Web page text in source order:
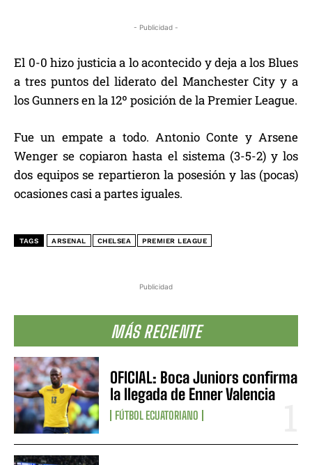
Publicidad
MÁS RECIENTE
OFICIAL: Boca Juniors confirma
la llegada de Enner Valencia
FÚTBOL ECUATORIANO
- Publicidad -
El 0-0 hizo justicia a lo acontecido y deja a los Blues
a tres puntos del liderato del Manchester City y a
los Gunners en la 12º posición de la Premier League.
Fue un empate a todo. Antonio Conte y Arsene
Wenger se copiaron hasta el sistema (3-5-2) y los
dos equipos se repartieron la posesión y las (pocas)
ocasiones casi a partes iguales.
TAGS ARSENAL CHELSEA PREMIER LEAGUE